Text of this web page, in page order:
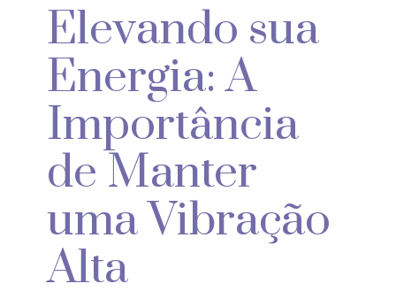
Elevando sua
Energia: A
Importância
de Manter
uma Vibração
Alta